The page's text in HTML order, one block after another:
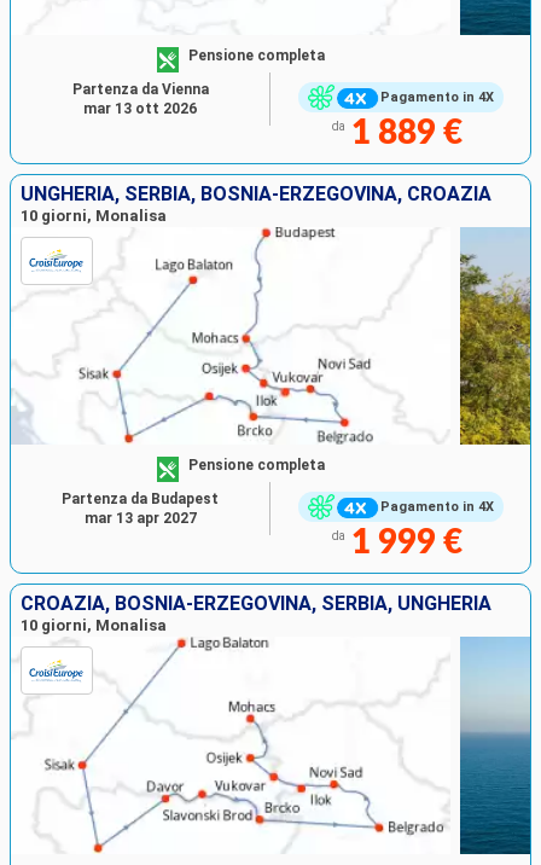
Pagamento in 4X
Pensione completa
da 1 889 €
Partenza da Vienna
mar 13 ott 2026
UNGHERIA, SERBIA, BOSNIA-ERZEGOVINA, CROAZIA
10 giorni, Monalisa
Pagamento in 4X
Pensione completa
da 1 999 €
Partenza da Budapest
mar 13 apr 2027
CROAZIA, BOSNIA-ERZEGOVINA, SERBIA, UNGHERIA
10 giorni, Monalisa